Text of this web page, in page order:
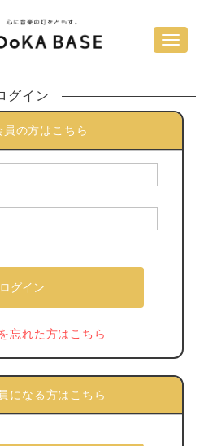
グイン
員の方はこちら
忘れた方はこちら
になる方はこちら